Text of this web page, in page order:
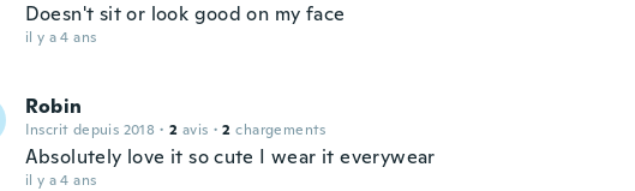
Doesn't sit or look good on my face
il y a 4 ans
Robin
Inscrit depuis 2018 · 2 avis · 2 chargements
Absolutely love it so cute I wear it everywear
il y a 4 ans